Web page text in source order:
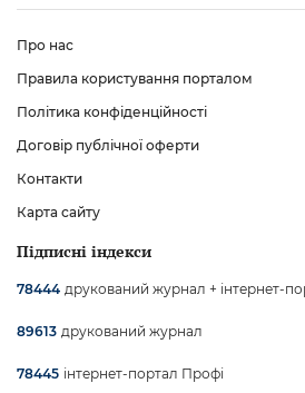
Про нас
Правила користування порталом
Політика конфіденційності
Договір публічної оферти
Контакти
Карта сайту
Підписні індекси
78444 друкований журнал + інтернет-
89613 друкований журнал
78445 інтернет-портал Профі